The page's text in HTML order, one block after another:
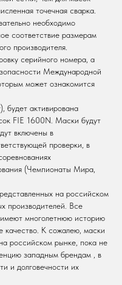
точечная сварка.
необходимо
соответствие размерам
производителя.
серийного номера, а
Международной
может ознакомится
будет активирована
FIE 1600N. Маски будут
включены в
проверки, в
(Чемпионаты Мира,
на российском
производителей. Все
многолетнюю историю
качество. К сожалею, маски
российском рынке, пока не
западным брендам , в
и долговечности их